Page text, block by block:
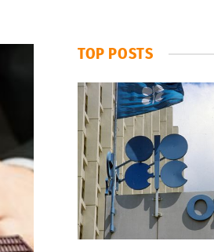
TOP POSTS